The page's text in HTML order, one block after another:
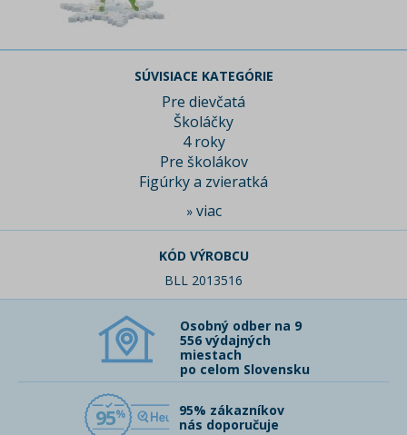
SÚVISIACE KATEGÓRIE
Pre dievčatá
Školáčky
4 roky
Pre školákov
Figúrky a zvieratká
» viac
KÓD VÝROBCU
BLL 2013516
Osobný odber na 9
556 výdajných
miestach
po celom Slovensku
95
95% zákazníkov
nás doporučuje